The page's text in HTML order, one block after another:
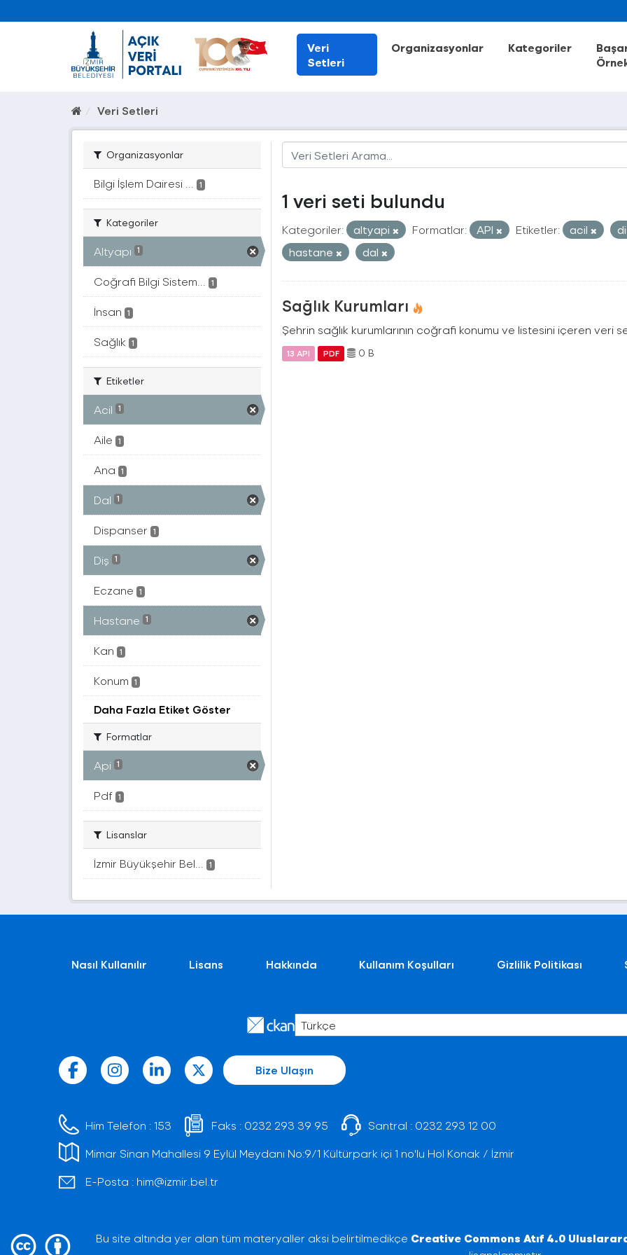
Veri
Setleri
Organizasyonlar Kategoriler
Veri Setleri
Organizasyonlar
Bilgi İşlem Dairesi ... 1
Kategoriler
Altyapı 1
Coğrafi Bilgi Sistem... 1
İnsan 1
Sağlık 1
Etiketler
Acil 1
Aile 1
Ana 1
Dal 1
Dispanser 1
Diş 1
Eczane 1
Hastane 1
Kan 1
Konum 1
Daha Fazla Etiket Göster
Formatlar
Api 1
Pdf 1
Lisanslar
İzmir Büyükşehir Bel... 1
1 veri seti bulundu
Kategoriler: altyapi Formatlar: API Etiketler: acil
hastane
dal
Sağlık Kurumları
Şehrin sağlık kurumlarının coğrafi konumu ve listesini içeren veri
13 API PDF 0 B
Nasıl Kullanılır Lisans Hakkında Kullanım Koşulları Gizlilik Politikası
Bize Ulaşın
Him Telefon :153 Faks : 0232 293 39 95 Santral : 0232 293 12 00
Mimar Sinan Mahallesi 9 Eylül Meydanı No:9/1 Kültürpark içi 1 no'lu Hol Konak / İzmir
E-Posta : him@izmir.bel.tr
Bu site altında yer alan tüm materyaller aksi belirtilmedikçe Creative Commons Atıf 4.0